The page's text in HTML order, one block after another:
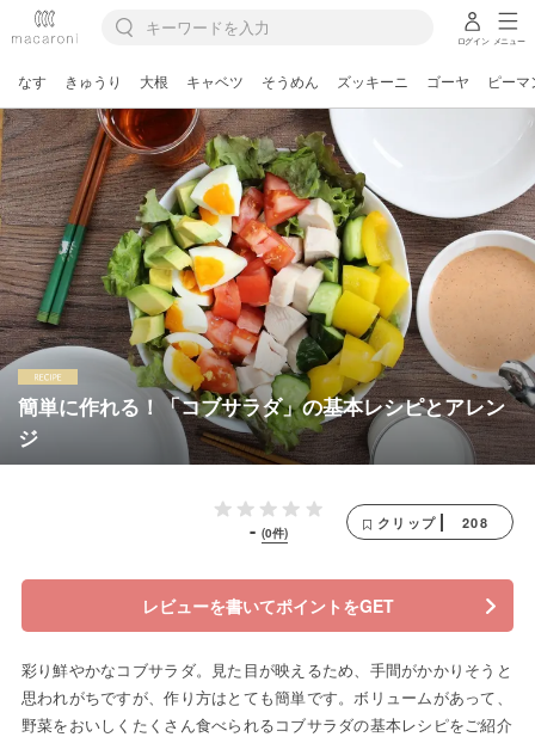
ログイン メニュー
なす きゅうり 大根 キャベツ そうめん ズッキーニ ゴーヤ ピーマ
簡単に作れる！「コブサラダ」の基本レシピとアレン
ジ
- (0件)
クリップ 208
レビューを書いてポイントをGET
彩り鮮やかなコブサラダ。見た目が映えるため、手間がかかりそうと
思われがちですが、作り方はとても簡単です。ボリュームがあって、
野菜をおいしくたくさん食べられるコブサラダの基本レシピをご紹介